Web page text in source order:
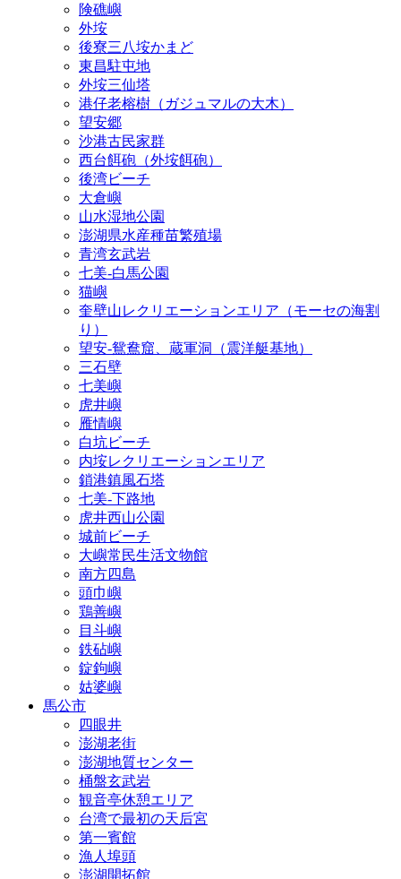
険礁嶼
外垵
後寮三八垵かまど
東昌駐屯地
外垵三仙塔
港仔老榕樹（ガジュマルの大木）
望安郷
沙港古民家群
西台餌砲（外垵餌砲）
後湾ビーチ
大倉嶼
山水湿地公園
澎湖県水産種苗繁殖場
青湾玄武岩
七美‐白馬公園
猫嶼
奎壁山レクリエーションエリア（モーセの海割
り）
望安‐鴛鴦窟、蔵軍洞（震洋艇基地）
三石壁
七美嶼
虎井嶼
雁情嶼
白坑ビーチ
内垵レクリエーションエリア
鎖港鎮風石塔
七美‐下路地
虎井西山公園
城前ビーチ
大嶼常民生活文物館
南方四島
頭巾嶼
鶏善嶼
目斗嶼
鉄砧嶼
錠鉤嶼
姑婆嶼
馬公市
四眼井
澎湖老街
澎湖地質センター
桶盤玄武岩
観音亭休憩エリア
台湾で最初の天后宮
第一賓館
漁人埠頭
澎湖開拓館